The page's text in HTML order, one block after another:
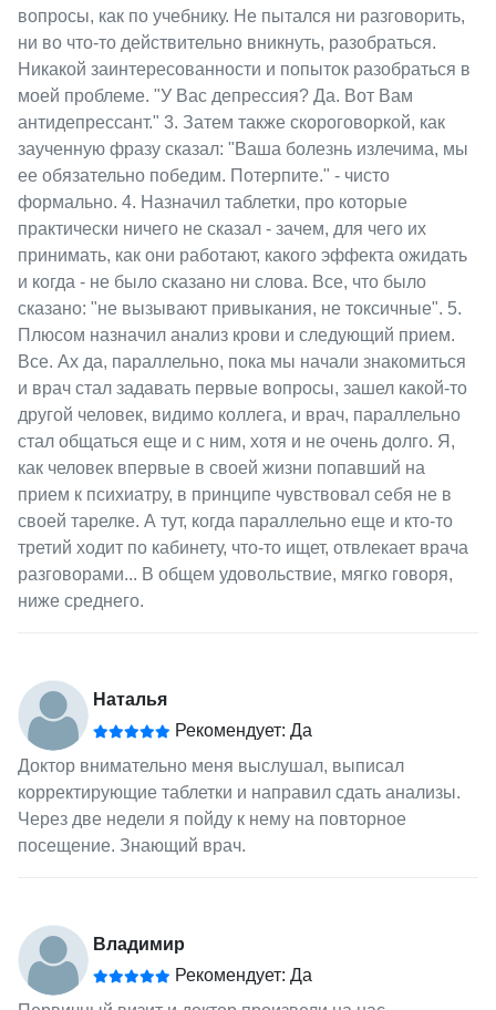
вопросы, как по учебнику. Не пытался ни разговорить,
ни во что-то действительно вникнуть, разобраться.
Никакой заинтересованности и попыток разобраться в
моей проблеме. "У Вас депрессия? Да. Вот Вам
антидепрессант." 3. Затем также скороговоркой, как
заученную фразу сказал: "Ваша болезнь излечима, мы
ее обязательно победим. Потерпите." - чисто
формально. 4. Назначил таблетки, про которые
практически ничего не сказал - зачем, для чего их
принимать, как они работают, какого эффекта ожидать
и когда - не было сказано ни слова. Все, что было
сказано: "не вызывают привыкания, не токсичные". 5.
Плюсом назначил анализ крови и следующий прием.
Все. Ах да, параллельно, пока мы начали знакомиться
и врач стал задавать первые вопросы, зашел какой-то
другой человек, видимо коллега, и врач, параллельно
стал общаться еще и с ним, хотя и не очень долго. Я,
как человек впервые в своей жизни попавший на
прием к психиатру, в принципе чувствовал себя не в
своей тарелке. А тут, когда параллельно еще и кто-то
третий ходит по кабинету, что-то ищет, отвлекает врача
разговорами... В общем удовольствие, мягко говоря,
ниже среднего.
Наталья
Рекомендует: Да
Доктор внимательно меня выслушал, выписал
корректирующие таблетки и направил сдать анализы.
Через две недели я пойду к нему на повторное
посещение. Знающий врач.
Владимир
Рекомендует: Да